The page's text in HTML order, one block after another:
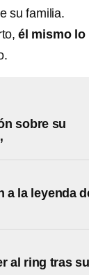
su familia.
él mismo lo
sobre su
a la leyenda
al ring tras